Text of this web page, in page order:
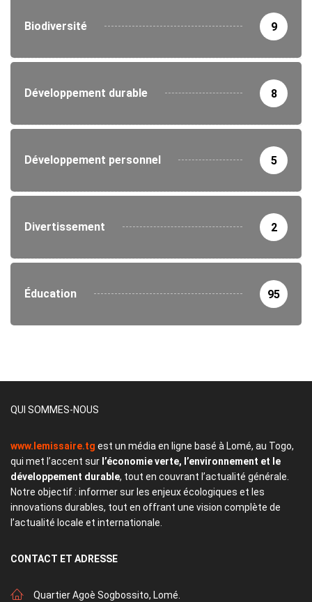
Biodiversité 9
Développement durable 8
Développement personnel 5
Divertissement 2
Éducation 95
QUI SOMMES-NOUS
www.lemissaire.tg est un média en ligne basé à Lomé, au Togo,
qui met l’accent sur l’économie verte, l’environnement et le
développement durable, tout en couvrant l’actualité générale.
Notre objectif : informer sur les enjeux écologiques et les
innovations durables, tout en offrant une vision complète de
l’actualité locale et internationale.
CONTACT ET ADRESSE
Quartier Agoè Sogbossito, Lomé.